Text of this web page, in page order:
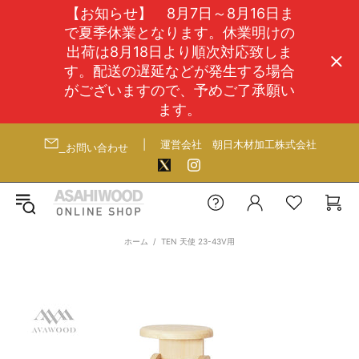
【お知らせ】 8月7日～8月16日ま
で夏季休業となります。休業明けの
出荷は8月18日より順次対応致しま
す。配送の遅延などが発生する場合
がございますので、予めご了承願い
ます。
お問い合わせ 運営会社 朝日木材加工株式会社
ホーム TEN 天使 23-43V用